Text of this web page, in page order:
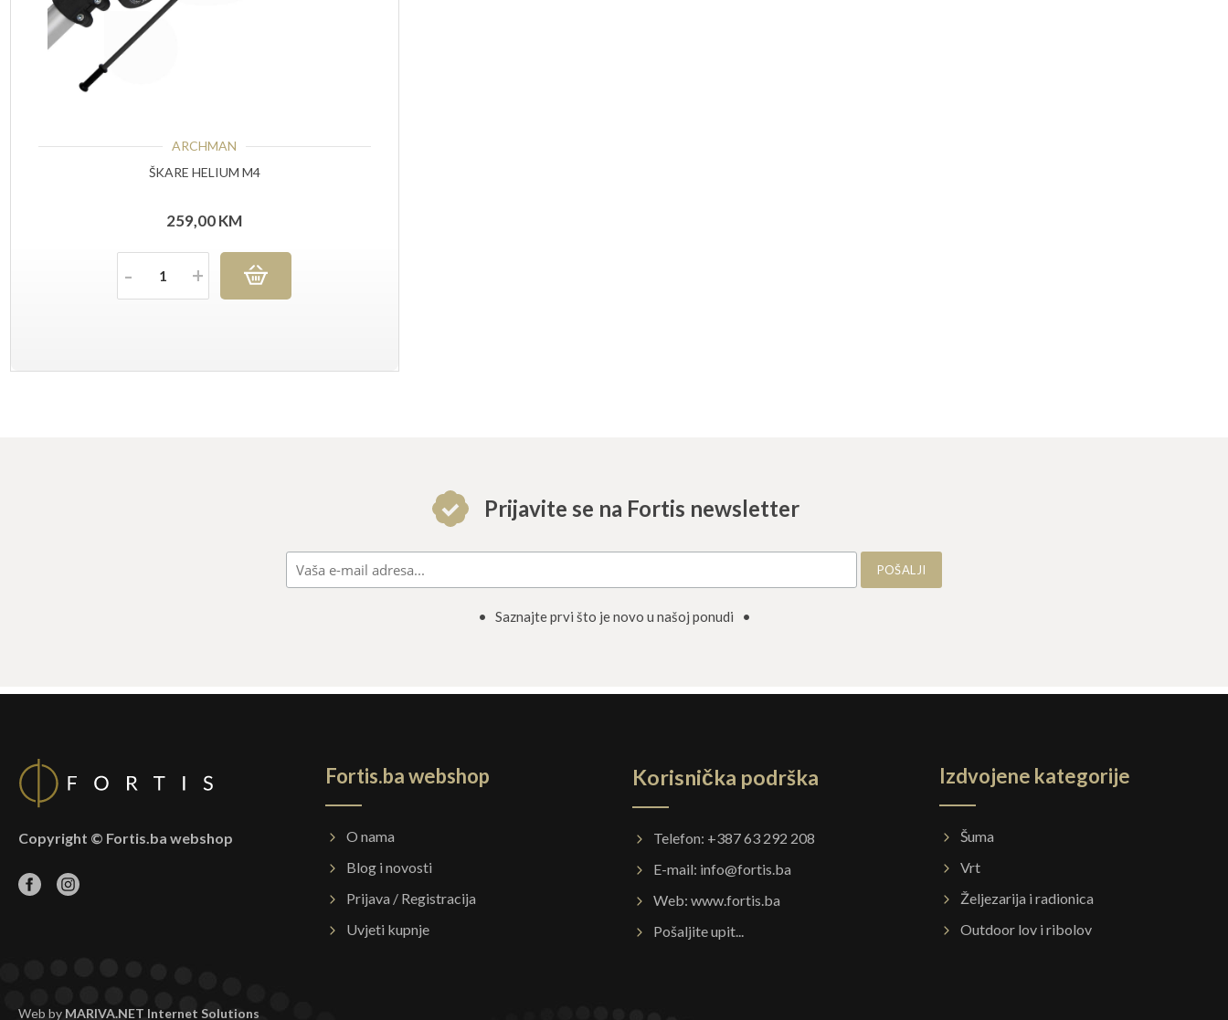
ARCHMAN
ŠKARE HELIUM M4
259,00KM
Količina
Prijavite se na Fortis newsletter
• Saznajte prvi što je novo u našoj ponudi •
Copyright © Fortis.ba webshop
Fortis.ba webshop
O nama
Blog i novosti
Prijava / Registracija
Uvjeti kupnje
Korisnička podrška
Telefon: +387 63 292 208
E-mail: info@fortis.ba
Web: www.fortis.ba
Pošaljite upit...
Izdvojene kategorije
Šuma
Vrt
Željezarija i radionica
Outdoor lov i ribolov
Web by MARIVA.NET Internet Solutions